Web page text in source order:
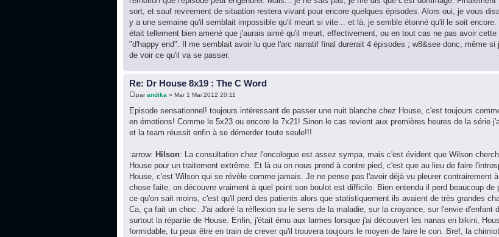
sort, et sauf revirement de situation restera vivant pour encore quelques épisodes. Alors oui, je vous
y a une semaine qu'il semblait impossible qu'il meurt si vite... et là, je semble étonné qu'il le soit encore.
était tellement bien amené que j'aurais aimé qu'il meurt, effectivement, ou en tout cas ne pas avoir cette
"d'happy end". Il me semblait avoir lu que l'arc narratif final durerait 4 épisodes ; w8&see donc, même si
de voir ce qu'il va se passer.
Re: Dr House 8x19 : The C Word
parandika » Mar 1 Mai 2012 20:11
Episode sensationnel! toujours intéressant de passer une nuit blanche chez House, c'est toujours
en émotions! Comme le 5x23 ou encore le 7x21! Sinon le cas revient aux premières heures de la série
et la team réussit enfin à se démerder toute seule!!!
:arrow: Hilson: La consultation chez l'oncologue est assez sympa, mais c'est évident que Wilson
House pour un traitement extrême. Et là ou on nous prend à contre pied, c'est que au lieu de faire
House, c'est Wilson qui se révèle comme jamais. Je ne pense pas l'avoir déjà vu pleurer contrairement
chose faite, on découvre vraiment à quel point son boulot est difficile. Bien entendu il perd beaucoup de
ce qu'on sait moins, c'est qu'il perd des patients alors que statistiquement ils avaient de très grandes
Ca, ça fait un choc. J'ai adoré la réflexion su le sens de la maladie, sur la croyance, sur l'envie d'enfant
surtout la répartie de House. Enfin, j'était ému aux larmes lorsque j'ai découvert les nanas en bikini,
formidable, tu peux être en train de crever qu'il trouvera toujours le moyen de faire le con. Bref, la